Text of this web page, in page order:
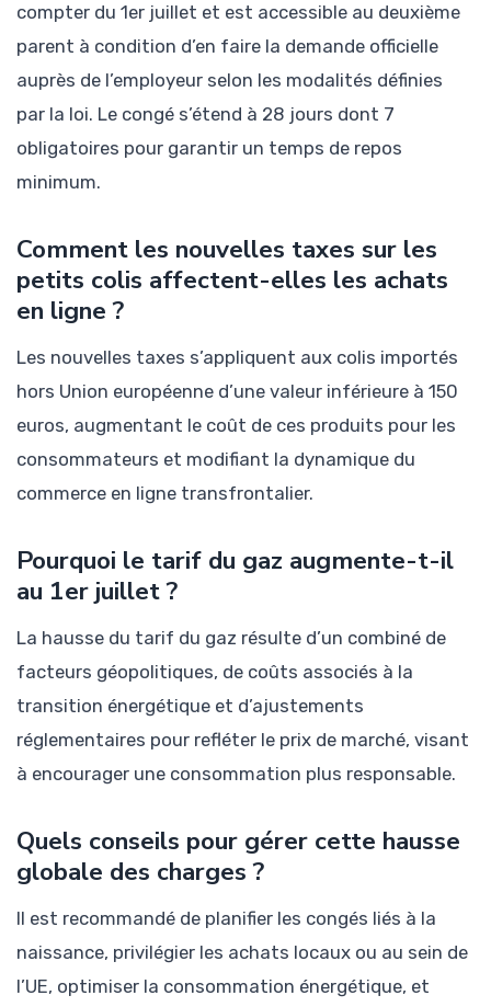
compter du 1er juillet et est accessible au deuxième
parent à condition d’en faire la demande officielle
auprès de l’employeur selon les modalités définies
par la loi. Le congé s’étend à 28 jours dont 7
obligatoires pour garantir un temps de repos
minimum.
Comment les nouvelles taxes sur les
petits colis affectent-elles les achats
en ligne ?
Les nouvelles taxes s’appliquent aux colis importés
hors Union européenne d’une valeur inférieure à 150
euros, augmentant le coût de ces produits pour les
consommateurs et modifiant la dynamique du
commerce en ligne transfrontalier.
Pourquoi le tarif du gaz augmente-t-il
au 1er juillet ?
La hausse du tarif du gaz résulte d’un combiné de
facteurs géopolitiques, de coûts associés à la
transition énergétique et d’ajustements
réglementaires pour refléter le prix de marché, visant
à encourager une consommation plus responsable.
Quels conseils pour gérer cette hausse
globale des charges ?
Il est recommandé de planifier les congés liés à la
naissance, privilégier les achats locaux ou au sein de
l’UE, optimiser la consommation énergétique, et